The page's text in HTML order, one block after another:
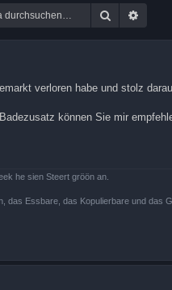
Suche
verloren habe und stolz
können Sie mir
he sien Steert gröön an.
das Essbare, das Kopulierbare und das